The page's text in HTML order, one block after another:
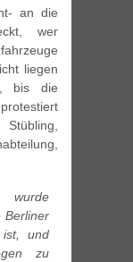
an die
wer
liegen
bis die
wurde
Berliner
ist, und
zu